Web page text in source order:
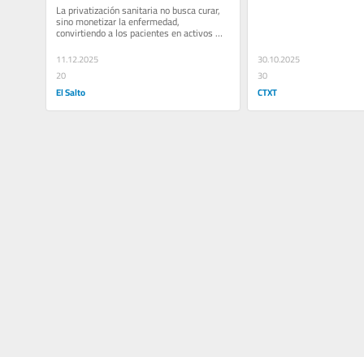
La privatización sanitaria no busca curar,
sino monetizar la enfermedad,
convirtiendo a los pacientes en activos
financieros y la salud en un lujo....
11.12.2025
20
El Salto
30.10.2025
30
CTXT